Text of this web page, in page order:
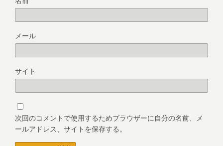
メール
サイト
次回のコメントで使用するためブラウザーに自分の名前、メ
ールアドレス、サイトを保存する。